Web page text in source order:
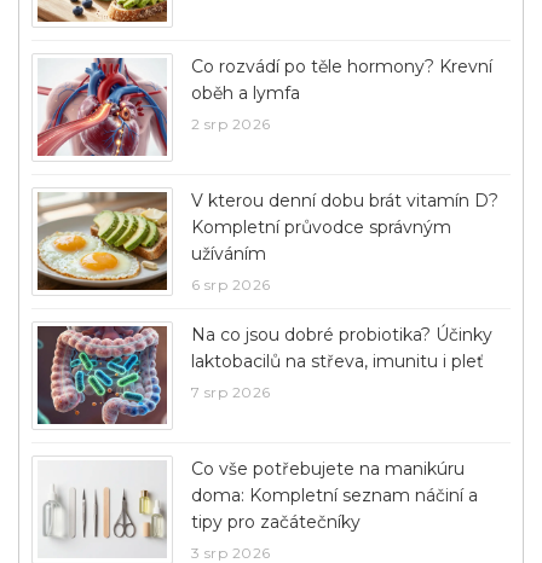
Co rozvádí po těle hormony? Krevní
oběh a lymfa
2 srp 2026
V kterou denní dobu brát vitamín D?
Kompletní průvodce správným
užíváním
6 srp 2026
Na co jsou dobré probiotika? Účinky
laktobacilů na střeva, imunitu i pleť
7 srp 2026
Co vše potřebujete na manikúru
doma: Kompletní seznam náčiní a
tipy pro začátečníky
3 srp 2026